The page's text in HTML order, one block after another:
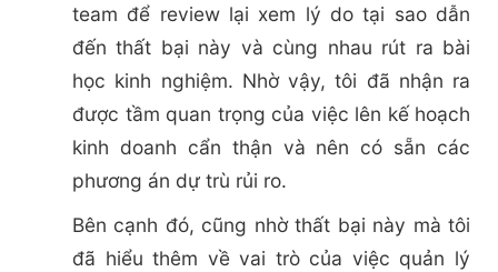
team để review lại xem lý do tại sao dẫn
đến thất bại này và cùng nhau rút ra bài
học kinh nghiệm. Nhờ vậy, tôi đã nhận ra
được tầm quan trọng của việc lên kế hoạch
kinh doanh cẩn thận và nên có sẵn các
phương án dự trù rủi ro.
Bên cạnh đó, cũng nhờ thất bại này mà tôi
đã hiểu thêm về vai trò của việc quản lý